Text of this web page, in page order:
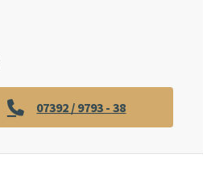
07392 / 9793 - 38